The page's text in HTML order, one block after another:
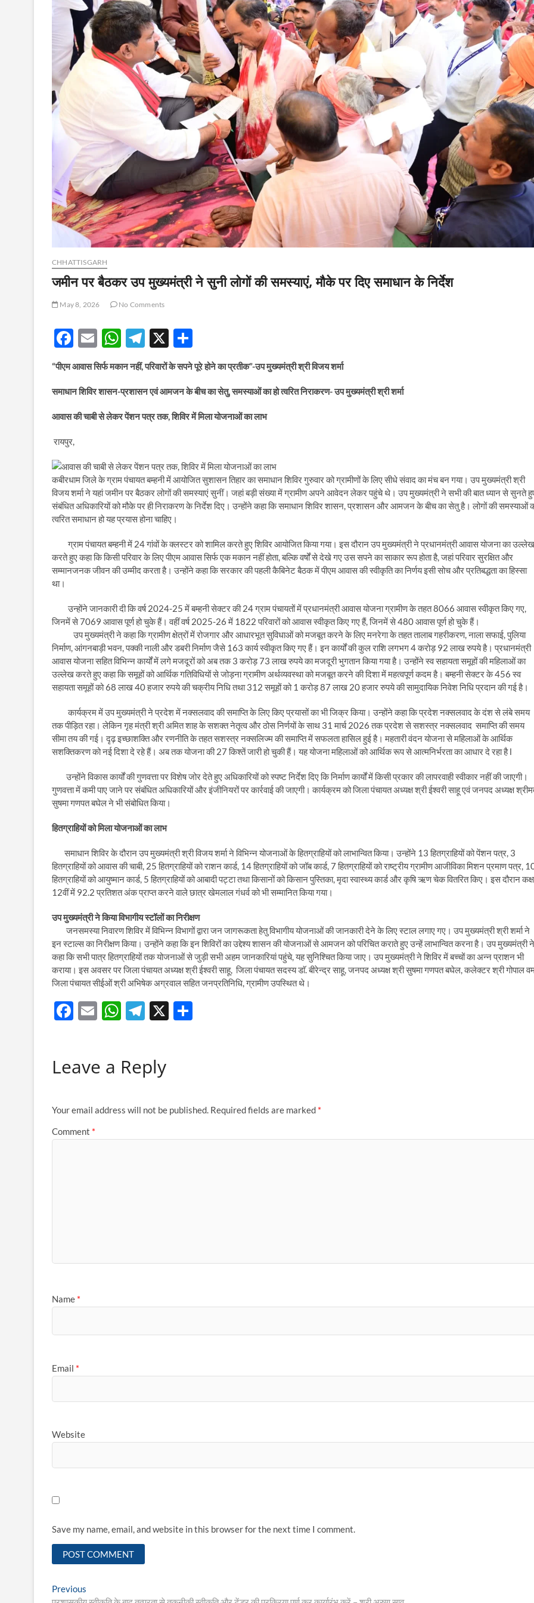
CHHATTISGARH
जमीन पर बैठकर उप मुख्यमंत्री ने सुनी लोगों की समस्याएं, मौके पर दिए समाधान के निर्देश
May 8, 2026 No Comments
F
e
b
o
k
E
m
ail
W
at
s
A
T
el
e
gr
a
X
h
ar
e
“पीएम आवास सिर्फ मकान नहीं, परिवारों के सपने पूरे होने का प्रतीक”-उप मुख्यमंत्री श्री विजय शर्मा
समाधान शिविर शासन-प्रशासन एवं आमजन के बीच का सेतु, समस्याओं का हो त्वरित निराकरण- उप मुख्यमंत्री श्री शर्मा
आवास की चाबी से लेकर पेंशन पत्र तक, शिविर में मिला योजनाओं का लाभ
रायपुर,
कबीरधाम जिले के ग्राम पंचायत बम्हनी में आयोजित सुशासन तिहार का समाधान शिविर गुरुवार को ग्रामीणों के लिए सीधे संवाद का मंच बन गया। उप मुख्यमंत्री श्री
विजय शर्मा ने यहां जमीन पर बैठकर लोगों की समस्याएं सुनीं। जहां बड़ी संख्या में ग्रामीण अपने आवेदन लेकर पहुंचे थे। उप मुख्यमंत्री ने सभी की बात ध्यान से सुनते
संबंधित अधिकारियों को मौके पर ही निराकरण के निर्देश दिए। उन्होंने कहा कि समाधान शिविर शासन, प्रशासन और आमजन के बीच का सेतु है। लोगों की समस्याओं
त्वरित समाधान हो यह प्रयास होना चाहिए।
ग्राम पंचायत बम्हनी में 24 गांवों के क्लस्टर को शामिल करते हुए शिविर आयोजित किया गया। इस दौरान उप मुख्यमंत्री ने प्रधानमंत्री आवास योजना का उल्लेख
करते हुए कहा कि किसी परिवार के लिए पीएम आवास सिर्फ एक मकान नहीं होता, बल्कि वर्षों से देखे गए उस सपने का साकार रूप होता है, जहां परिवार सुरक्षित और
सम्मानजनक जीवन की उम्मीद करता है। उन्होंने कहा कि सरकार की पहली कैबिनेट बैठक में पीएम आवास की स्वीकृति का निर्णय इसी सोच और प्रतिबद्धता का हिस्सा
था।
उन्होंने जानकारी दी कि वर्ष 2024-25 में बम्हनी सेक्टर की 24 ग्राम पंचायतों में प्रधानमंत्री आवास योजना ग्रामीण के तहत 8066 आवास स्वीकृत किए गए,
जिनमें से 7069 आवास पूर्ण हो चुके हैं। वहीं वर्ष 2025-26 में 1822 परिवारों को आवास स्वीकृत किए गए हैं, जिनमें से 480 आवास पूर्ण हो चुके हैं।
उप मुख्यमंत्री ने कहा कि ग्रामीण क्षेत्रों में रोजगार और आधारभूत सुविधाओं को मजबूत करने के लिए मनरेगा के तहत तालाब गहरीकरण, नाला सफाई, पुलिया
निर्माण, आंगनबाड़ी भवन, पक्की नाली और डबरी निर्माण जैसे 163 कार्य स्वीकृत किए गए हैं। इन कार्यों की कुल राशि लगभग 4 करोड़ 92 लाख रुपये है। प्रधानमंत्री
आवास योजना सहित विभिन्न कार्यों में लगे मजदूरों को अब तक 3 करोड़ 73 लाख रुपये का मजदूरी भुगतान किया गया है। उन्होंने स्व सहायता समूहों की महिलाओं का
उल्लेख करते हुए कहा कि समूहों को आर्थिक गतिविधियों से जोड़ना ग्रामीण अर्थव्यवस्था को मजबूत करने की दिशा में महत्वपूर्ण कदम है। बम्हनी सेक्टर के 456 स्व
सहायता समूहों को 68 लाख 40 हजार रुपये की चक्रीय निधि तथा 312 समूहों को 1 करोड़ 87 लाख 20 हजार रुपये की सामुदायिक निवेश निधि प्रदान की गई है।
कार्यक्रम में उप मुख्यमंत्री ने प्रदेश में नक्सलवाद की समाप्ति के लिए किए प्रयासों का भी जिक्र किया। उन्होंने कहा कि प्रदेश नक्सलवाद के दंश से लंबे समय
तक पीड़ित रहा। लेकिन गृह मंत्री श्री अमित शाह के सशक्त नेतृत्व और ठोस निर्णयों के साथ 31 मार्च 2026 तक प्रदेश से सशस्त्र नक्सलवाद समाप्ति की समय
सीमा तय की गई। दृढ़ इच्छाशक्ति और रणनीति के तहत सशस्त्र नक्सलिज्म की समाप्ति में सफलता हासिल हुई है। महतारी वंदन योजना से महिलाओं के आर्थिक
सशक्तिकरण को नई दिशा दे रहे हैं। अब तक योजना की 27 किश्तें जारी हो चुकी हैं। यह योजना महिलाओं को आर्थिक रूप से आत्मनिर्भरता का आधार दे रहा है l
उन्होंने विकास कार्यों की गुणवत्ता पर विशेष जोर देते हुए अधिकारियों को स्पष्ट निर्देश दिए कि निर्माण कार्यों में किसी प्रकार की लापरवाही स्वीकार नहीं की जाएगी।
गुणवत्ता में कमी पाए जाने पर संबंधित अधिकारियों और इंजीनियरों पर कार्रवाई की जाएगी। कार्यक्रम को जिला पंचायत अध्यक्ष श्री ईश्वरी साहू एवं जनपद अध्यक्ष
सुषमा गणपत बघेल ने भी संबोधित किया।
हितग्राहियों को मिला योजनाओं का लाभ
समाधान शिविर के दौरान उप मुख्यमंत्री श्री विजय शर्मा ने विभिन्न योजनाओं के हितग्राहियों को लाभान्वित किया। उन्होंने 13 हितग्राहियों को पेंशन पत्र, 3
हितग्राहियों को आवास की चाबी, 25 हितग्राहियों को राशन कार्ड, 14 हितग्राहियों को जॉब कार्ड, 7 हितग्राहियों को राष्ट्रीय ग्रामीण आजीविका मिशन प्रमाण पत्र,
हितग्राहियों को आयुष्मान कार्ड, 5 हितग्राहियों को आबादी पट्टा तथा किसानों को किसान पुस्तिका, मृदा स्वास्थ्य कार्ड और कृषि ऋण चेक वितरित किए। इस दौरान
12वीं में 92.2 प्रतिशत अंक प्राप्त करने वाले छात्र खेमलाल गंधर्व को भी सम्मानित किया गया।
उप मुख्यमंत्री ने किया विभागीय स्टॉलों का निरीक्षण
जनसमस्या निवारण शिविर में विभिन्न विभागों द्वारा जन जागरूकता हेतु विभागीय योजनाओं की जानकारी देने के लिए स्टाल लगाए गए। उप मुख्यमंत्री श्री शर्मा ने
इन स्टाल्स का निरीक्षण किया। उन्होंने कहा कि इन शिविरों का उद्देश्य शासन की योजनाओं से आमजन को परिचित कराते हुए उन्हें लाभान्वित करना है। उप मुख्यमंत्री ने
कहा कि सभी पात्र हितग्राहियों तक योजनाओं से जुड़ी सभी अहम जानकारियां पहुंचे, यह सुनिश्चित किया जाए। उप मुख्यमंत्री ने शिविर में बच्चों का अन्न प्राशन भी
कराया। इस अवसर पर जिला पंचायत अध्यक्ष श्री ईश्वरी साहू, जिला पंचायत सदस्य डाॅ. बीरेन्द्र साहू, जनपद अध्यक्ष श्री सुषमा गणपत बघेल, कलेक्टर श्री गोपाल
जिला पंचायत सीईओं श्री अभिषेक अग्रवाल सहित जनप्रतिनिधि, ग्रामीण उपस्थित थे।
F
b
o
k
E
W
s
p
T
gr
m
X
Leave a Reply
Your email address will not be published. Required fields are marked *
Comment *
Name *
Email *
Website
Save my name, email, and website in this browser for the next time I comment.
Post
Previous